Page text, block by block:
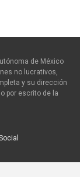
de México
no lucrativos,
y su dirección
por escrito de la